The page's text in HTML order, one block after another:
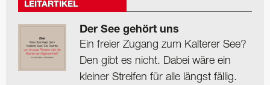
LEITARTIKEL
Der See gehört uns
Ein freier Zugang zum Kalterer See?
Den gibt es nicht. Dabei wäre ein
kleiner Streifen für alle längst fällig.